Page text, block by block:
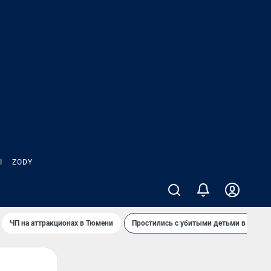
ZODY
ЧП на аттракционах в Тюмени Простились с убитыми детьми в